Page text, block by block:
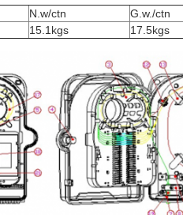
N.w/ctn G.w./ctn
15.1kgs 17.5kgs